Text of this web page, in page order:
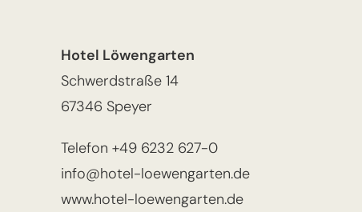
Hotel Löwengarten
Schwerdstraße 14
67346 Speyer
Telefon+49 6232 627-0
info@hotel-loewengarten.de
www.hotel-loewengarten.de